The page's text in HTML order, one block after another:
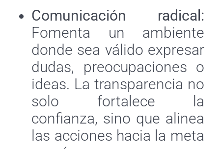
Comunicación radical:
Fomenta un ambiente
donde sea válido expresar
dudas, preocupaciones o
ideas. La transparencia no
solo fortalece la
confianza, sino que alinea
las acciones hacia la meta